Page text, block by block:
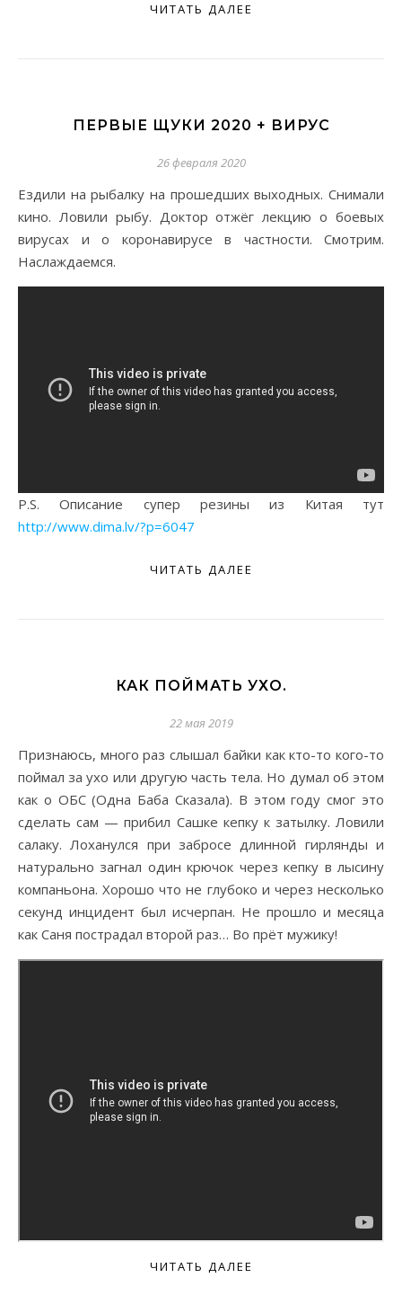
ЧИТАТЬ ДАЛЕЕ
ПЕРВЫЕ ЩУКИ 2020 + ВИРУС
26 февраля 2020
Ездили на рыбалку на прошедших выходных. Снимали
кино. Ловили рыбу. Доктор отжёг лекцию о боевых
вирусах и о коронавирусе в частности. Смотрим.
Наслаждаемся.
P.S. Описание супер резины из Китая тут
http://www.dima.lv/?p=6047
ЧИТАТЬ ДАЛЕЕ
КАК ПОЙМАТЬ УХО.
22 мая 2019
Признаюсь, много раз слышал байки как кто-то кого-то
поймал за ухо или другую часть тела. Но думал об этом
как о ОБС (Одна Баба Сказала). В этом году смог это
сделать сам — прибил Сашке кепку к затылку. Ловили
салаку. Лоханулся при забросе длинной гирлянды и
натурально загнал один крючок через кепку в лысину
компаньона. Хорошо что не глубоко и через несколько
секунд инцидент был исчерпан. Не прошло и месяца
как Саня пострадал второй раз… Во прёт мужику!
ЧИТАТЬ ДАЛЕЕ